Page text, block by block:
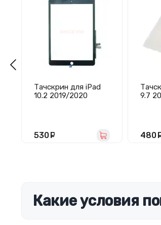
Тачскрин для iPad
10.2 2019/2020
530
9.7
480
Какие условия